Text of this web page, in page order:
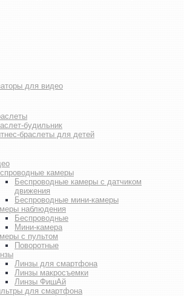
для видео
будильник
браслеты для детей
камеры
Беспроводные камеры с датчиком
движения
Беспроводные мини-камеры
наблюдения
Беспроводные
Мини-камера
с пультом
Поворотные
Линзы для смартфона
Линзы макросъемки
Линзы ФишАй
для смартфона